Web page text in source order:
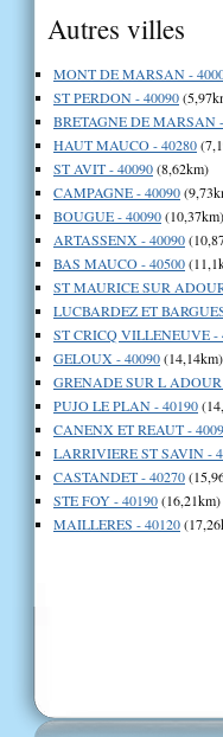
Autres villes
MONT DE MARSAN -
ST PERDON - 40090
BRETAGNE DE MARSAN
HAUT MAUCO - 40280
ST AVIT - 40090(8,62km)
CAMPAGNE - 40090
BOUGUE - 40090(10,37km)
ARTASSENX - 40090
BAS MAUCO - 40500
ST MAURICE SUR
LUCBARDEZ ET
ST CRICQ VILLENEUVE -
GELOUX - 40090(14,14km)
GRENADE SUR L ADOUR
PUJO LE PLAN - 40190
CANENX ET REAUT -
LARRIVIERE ST SAVIN -
CASTANDET - 40270
STE FOY - 40190(16,21km)
MAILLERES - 40120